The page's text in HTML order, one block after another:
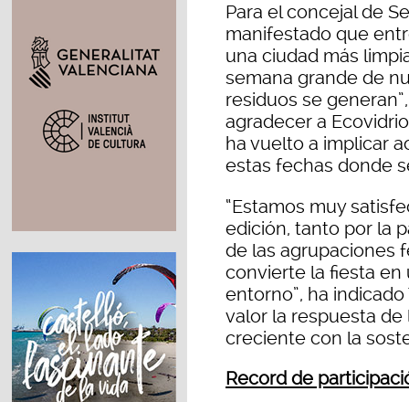
Para el concejal de
manifestado que
una ciudad más
semana grande de
residuos se
agradecer a
ha vuelto a implicar
estas fechas donde
“Estamos muy
edición, tanto por la
de las agrupaciones
convierte la fiesta en
entorno”, ha
valor la respuesta de
creciente con la
Record de